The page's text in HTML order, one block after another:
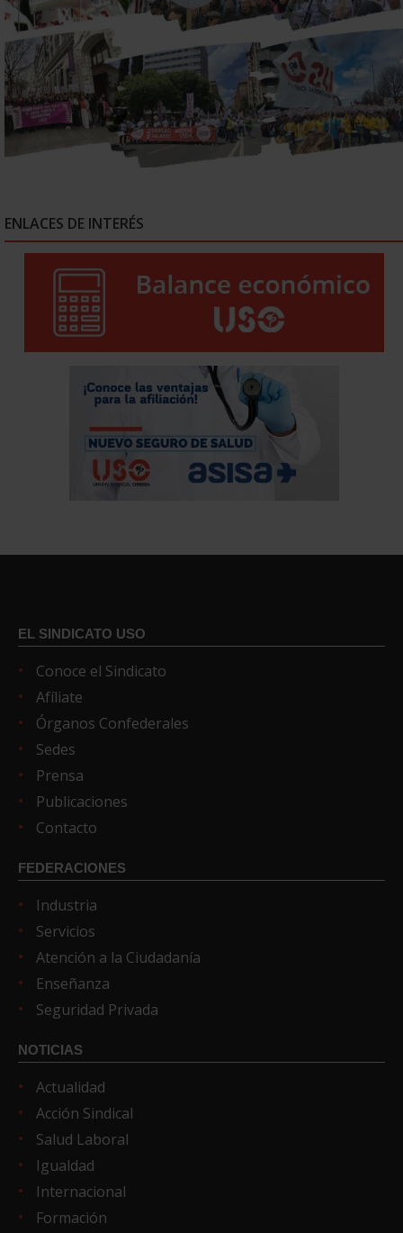
ENLACES DE INTERÉS
EL SINDICATO USO
Conoce el Sindicato
Afíliate
Órganos Confederales
Sedes
Prensa
Publicaciones
Contacto
FEDERACIONES
Industria
Servicios
Atención a la Ciudadanía
Enseñanza
Seguridad Privada
NOTICIAS
Actualidad
Acción Sindical
Salud Laboral
Igualdad
Internacional
Formación